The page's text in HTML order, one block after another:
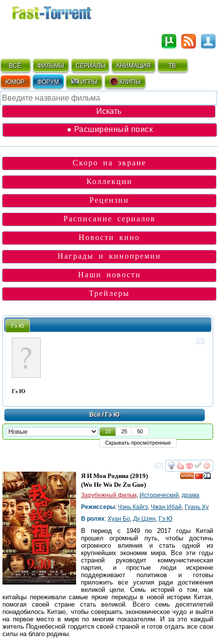
ВСЁ ФИЛЬМЫ СЕРИАЛЫ АНИМАЦИЯ ТВ
ЮМОР ФОРУМ ИГРЫ КЛИПЫ
● Расширенный поиск
Скоро на экране
Коллекции
Рецензии
Расписание сериалов
Новости кино
Награды и кинопремии
Наши новости
Трейлеры
Гэ Ю
Гэ Ю
Всё/ Гэ Ю
15 25
50
Скрывать просмотренные
смотреть
Я И Моя Родина (2019)
(Wo He Wo De Zu Guo)
Зарубежный фильм Исторический драма
Режиссеры: Чэнь Кайгэ Чжан Ибай Гуань Ху
В ролях: Хуан Бо Ду Цзян Гэ Ю
В период с 1949 по 2017 годы Китай
прошел огромный путь, чтобы достичь
огромного влияния и стать одной из
крупнейших экономик мира. Все эти годы
страной руководит коммунистическая
партия, и простые люди искренне
поддерживают политиков и готовы
приложить все усилия ради достижения
великой цели. Семь историй о том, как
китайцы переживали самые яркие периоды в новой истории Китая,
помогая своей стране стать великой. Всего семь десятилетий
понадобилось Китаю, чтобы совершить экономическое чудо и выйти
на первое место в мире по многим показателям. И за это каждый
житель Поднебесной гордится своей страной и готов отдать все свои
силы на благо родины.